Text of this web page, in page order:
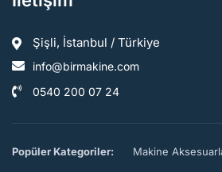
Şişli, İstanbul / Türkiye
info@birmakine.com
0540 200 07 24
Popüler Kategoriler: Makine